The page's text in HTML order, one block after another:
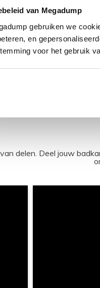
van Megadump
gebruiken we
en
voor het gebruik
u
438,02
Merbau Viejo
delen. Deel jouw